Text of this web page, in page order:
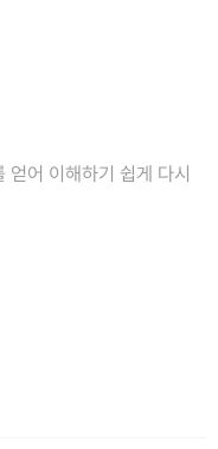
어 이해하기 쉽게 다시